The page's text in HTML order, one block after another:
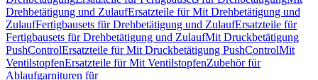
Drehbetätigung und ZulaufErsatzteile für Mit Drehbetätigung und
ZulaufFertigbausets für Drehbetätigung und ZulaufErsatzteile für
Fertigbausets für Drehbetätigung und ZulaufMit Druckbetätigung
PushControlErsatzteile für Mit Druckbetätigung PushControlMit
VentilstopfenErsatzteile für Mit VentilstopfenZubehör für
Ablaufgarnituren für